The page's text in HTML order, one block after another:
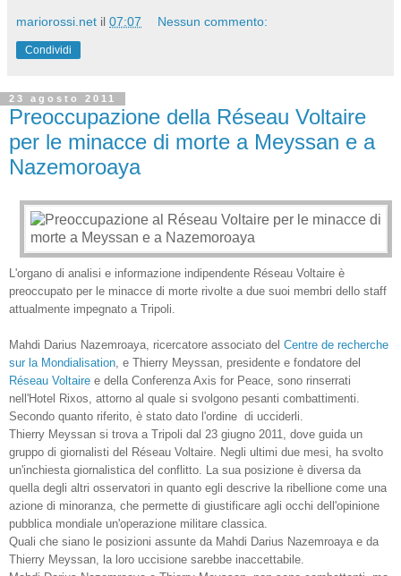
mariorossi.net il 07:07 Nessun commento:
Condividi
23 agosto 2011
Preoccupazione della Réseau Voltaire
per le minacce di morte a Meyssan e a
Nazemoroaya
L'organo di analisi e informazione indipendente Réseau Voltaire è
preoccupato per le minacce di morte rivolte a due suoi membri dello staff
attualmente impegnato a Tripoli.
Mahdi Darius Nazemroaya, ricercatore associato del Centre de recherche
sur la Mondialisation, e Thierry Meyssan, presidente e fondatore del
Réseau Voltaire e della Conferenza Axis for Peace, sono rinserrati
nell'Hotel Rixos, attorno al quale si svolgono pesanti combattimenti.
Secondo quanto riferito, è stato dato l'ordine di ucciderli.
Thierry Meyssan si trova a Tripoli dal 23 giugno 2011, dove guida un
gruppo di giornalisti del Réseau Voltaire. Negli ultimi due mesi, ha svolto
un'inchiesta giornalistica del conflitto. La sua posizione è diversa da
quella degli altri osservatori in quanto egli descrive la ribellione come una
azione di minoranza, che permette di giustificare agli occhi dell'opinione
pubblica mondiale un'operazione militare classica.
Quali che siano le posizioni assunte da Mahdi Darius Nazemroaya e da
Thierry Meyssan, la loro uccisione sarebbe inaccettabile.